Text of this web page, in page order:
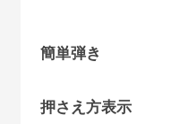
簡単弾き
押さえ方表示